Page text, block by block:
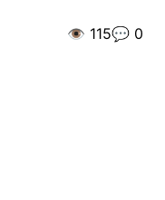
👁️ 115💬 0